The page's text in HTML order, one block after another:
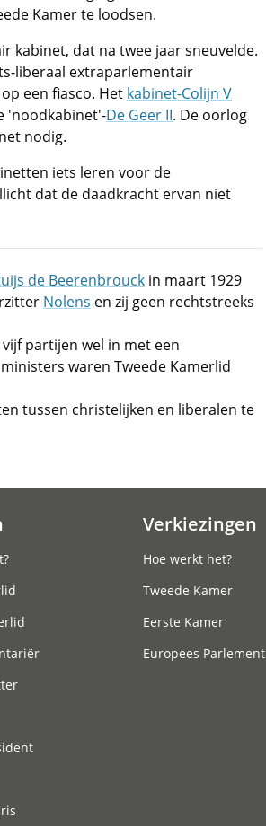
Kamer te loodsen.
kabinet, dat na twee jaar sneuvelde.
liberaal extraparlementair
een fiasco. Het kabinet-Colijn V
'noodkabinet'-De Geer II. De oorlog
nodig.
iets leren voor de
dat de daadkracht ervan niet
de Beerenbrouck in maart 1929
Nolens en zij geen rechtstreeks
partijen wel in met een
waren Tweede Kamerlid
tussen christelijken en liberalen te
Verkiezingen
Hoe werkt het?
Tweede Kamer
Eerste Kamer
Europees Parlement